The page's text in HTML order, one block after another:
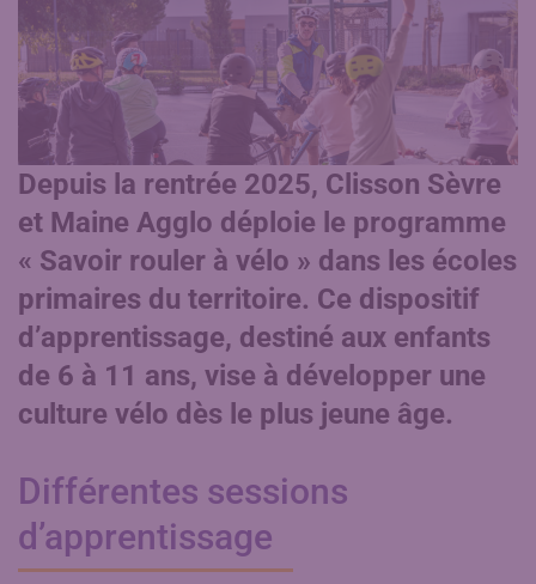
Depuis la rentrée 2025, Clisson Sèvre
et Maine Agglo déploie le programme
« Savoir rouler à vélo » dans les écoles
primaires du territoire. Ce dispositif
d’apprentissage, destiné aux enfants
de 6 à 11 ans, vise à développer une
culture vélo dès le plus jeune âge.
Différentes sessions
d’apprentissage